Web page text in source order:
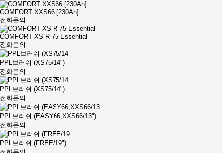
COMFORT XXS66 [230Ah]
전화문의
COMFORT XS-R 75 Essential
전화문의
PPL브러쉬 (XS75/14")
전화문의
PPL브러쉬 (XS75/14")
전화문의
PPL브러쉬 (EASY66,XXS66/13")
전화문의
PPL브러쉬 (FREE/19")